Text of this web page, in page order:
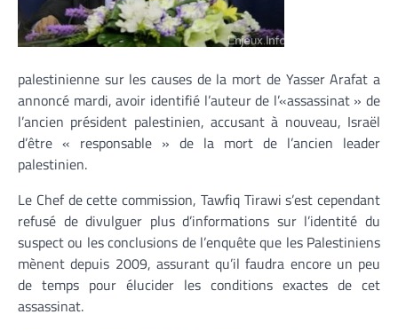
palestinienne sur les causes de la mort de Yasser Arafat a
annoncé mardi, avoir identifié l’auteur de l’«assassinat » de
l’ancien président palestinien, accusant à nouveau, Israël
d’être « responsable » de la mort de l’ancien leader
palestinien.
Le Chef de cette commission, Tawfiq Tirawi s’est cependant
refusé de divulguer plus d’informations sur l’identité du
suspect ou les conclusions de l’enquête que les Palestiniens
mènent depuis 2009, assurant qu’il faudra encore un peu
de temps pour élucider les conditions exactes de cet
assassinat.